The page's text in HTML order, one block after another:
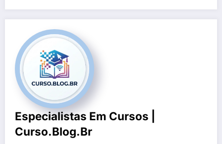
Especialistas Em Cursos |
Curso.blog.br